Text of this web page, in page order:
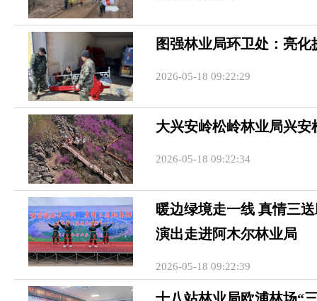
图强林业局环卫处：亮
2026-05-18 09:22:29
大兴安岭松岭林业局兴安
2026-05-18 09:22:34
暖边绿境走一线 真情三
演出走进阿木尔林业局
2026-05-18 09:22:39